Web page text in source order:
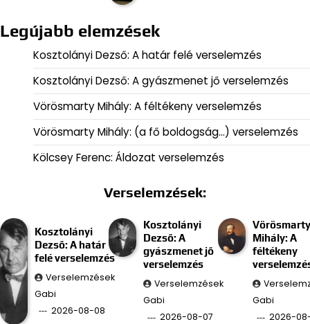
Legújabb elemzések
Kosztolányi Dezső: A határ felé verselemzés
Kosztolányi Dezső: A gyászmenet jő verselemzés
Vörösmarty Mihály: A féltékeny verselemzés
Vörösmarty Mihály: (a fő boldogság…) verselemzés
Kölcsey Ferenc: Áldozat verselemzés
Verselemzések:
Kosztolányi
Dezső: A határ
felé verselemzés
Verselemzések
Gabi
2026-08-08
Kosztolányi
Dezső: A
gyászmenet jő
verselemzés
Verselemzések
Gabi
2026-08-07
Vörösmarty
Mihály: A
féltékeny
Gabi
2026-